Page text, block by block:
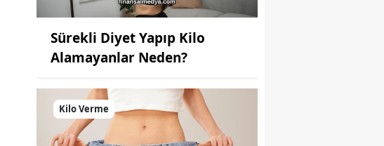
Sürekli Diyet Yapıp Kilo
Alamayanlar Neden?
Kilo Verme